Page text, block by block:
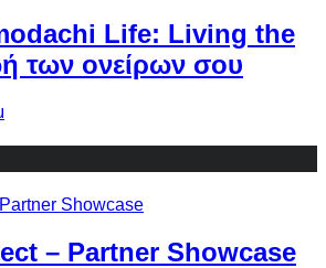
Life: Living the
των ονείρων σου
– Partner Showcase